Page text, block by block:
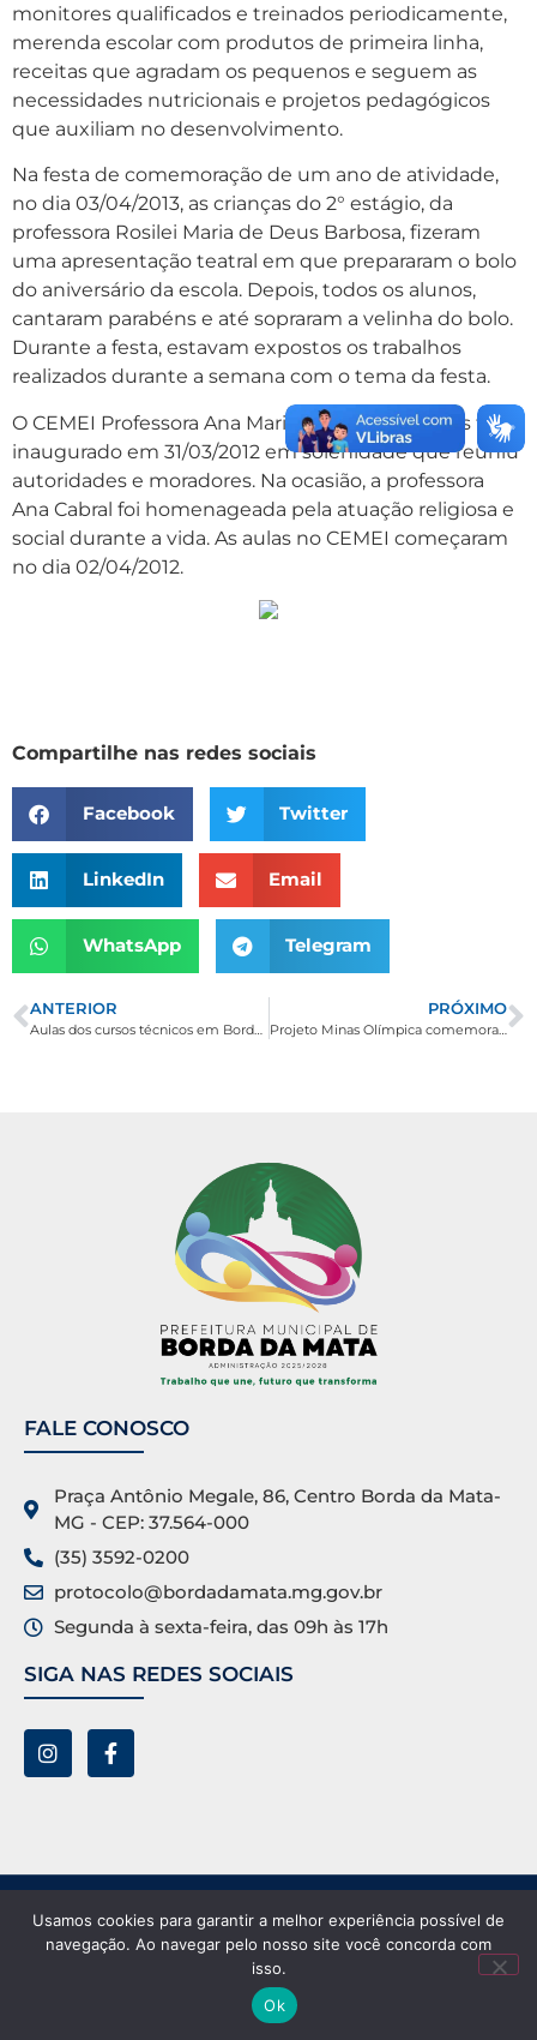
monitores qualificados e treinados periodicamente,
merenda escolar com produtos de primeira linha,
receitas que agradam os pequenos e seguem as
necessidades nutricionais e projetos pedagógicos
que auxiliam no desenvolvimento.
Na festa de comemoração de um ano de atividade,
no dia 03/04/2013, as crianças do 2° estágio, da
professora Rosilei Maria de Deus Barbosa, fizeram
uma apresentação teatral em que prepararam o bolo
do aniversário da escola. Depois, todos os alunos,
cantaram parabéns e até sopraram a velinha do bolo.
Durante a festa, estavam expostos os trabalhos
realizados durante a semana com o tema da festa.
O CEMEI Professora Ana Maria Cabral dos Santos foi
inaugurado em 31/03/2012 em solenidade que reuniu
autoridades e moradores. Na ocasião, a professora
Ana Cabral foi homenageada pela atuação religiosa e
social durante a vida. As aulas no CEMEI começaram
no dia 02/04/2012.
Compartilhe nas redes sociais
Facebook Twitter
LinkedIn Email
WhatsApp Telegram
ANTERIOR
Aulas dos cursos técnicos em Borda da Mata começaram em abril
PRÓXIMO
Projeto Minas Olímpica comemora Semana Mundial da Atividade Física
FALE CONOSCO
Praça Antônio Megale, 86, Centro Borda da Mata-
MG - CEP: 37.564-000
(35) 3592-0200
protocolo@bordadamata.mg.gov.br
Segunda à sexta-feira, das 09h às 17h
SIGA NAS REDES SOCIAIS
Prefeitura Municipal de Borda da Mata ©. Todos os
direitos reservados.
Usamos cookies para garantir a melhor experiência possível de
navegação. Ao navegar pelo nosso site você concorda com
isso.
Ok